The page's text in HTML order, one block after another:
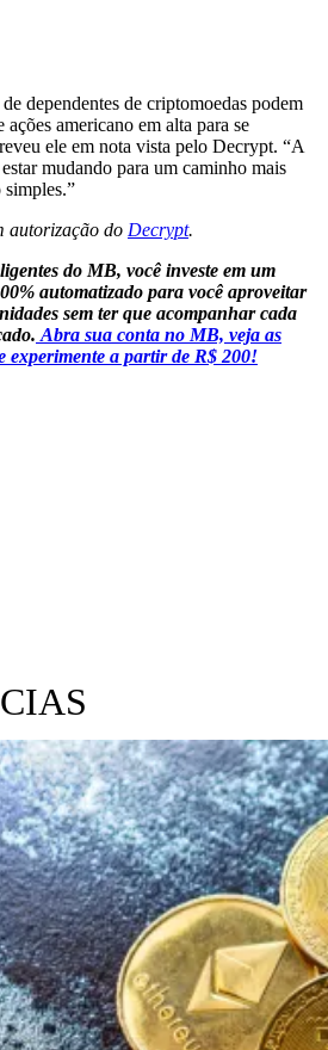
dependentes de criptomoedas podem
americano em alta para se
ele em nota vista pelo Decrypt. “A
mudando para um caminho mais
autorização do Decrypt.
do MB, você investe em um
automatizado para você aproveitar
sem ter que acompanhar cada
Abra sua conta no MB, veja as
experimente a partir de R$ 200!